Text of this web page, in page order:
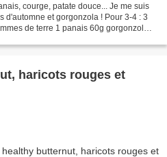
courge, patate douce... Je me suis
d'automne et gorgonzola ! Pour 3-4 : 3
de terre 1 panais 60g gorgonzola
haricots rouges et